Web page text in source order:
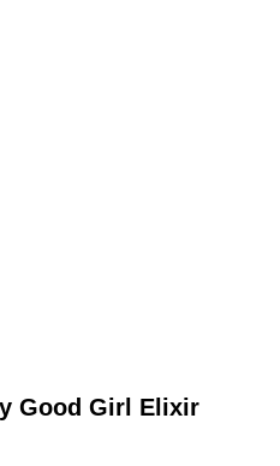
Good Girl Elixir